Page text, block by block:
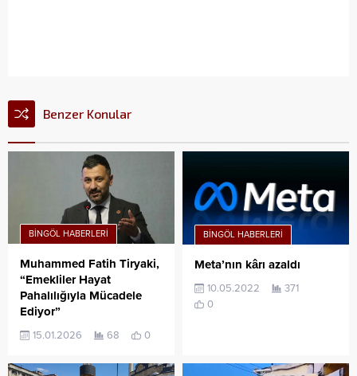
Benzer Konular
BINGÖL HABERLERI
Muhammed Fatih Tiryaki,
“Emekliler Hayat
Pahalılığıyla Mücadele
Ediyor”
15.01.2026 68 0
BINGÖL HABERLERI
Meta’nın kârı azaldı
10.05.2022
371
0